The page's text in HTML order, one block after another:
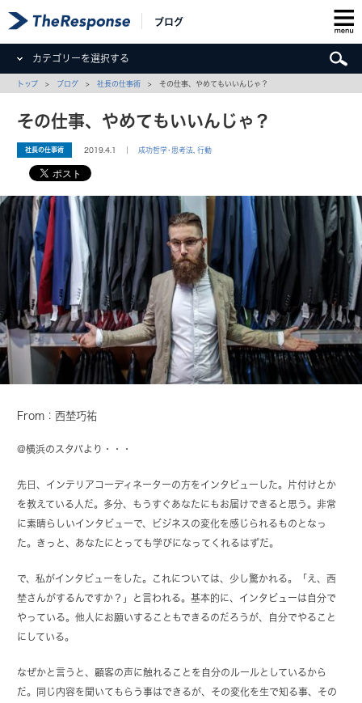
ブログ
カテゴリーを選択する
トップ > ブログ >社長の仕事術 > その仕事、やめてもいいんじゃ？
その仕事、やめてもいいんじゃ？
社長の仕事術 2019.4.1 ｜ 成功哲学･思考法 ,行動
From：西埜巧祐
@横浜のスタバより・・・
先日、インテリアコーディネーターの方をインタビューした。片付けとか
を教えている人だ。多分、もうすぐあなたにもお届けできると思う。非常
に素晴らしいインタビューで、ビジネスの変化を感じられるものとなっ
た。きっと、あなたにとっても学びになってくれるはずだ。
で、私がインタビューをした。これについては、少し驚かれる。「え、西
埜さんがするんですか？」と言われる。基本的に、インタビューは自分で
やっている。他人にお願いすることもできるのだろうが、自分でやること
にしている。
なぜかと言うと、顧客の声に触れることを自分のルールとしているから
だ。同じ内容を聞いてもらう事はできるが、その変化を生で知る事、その